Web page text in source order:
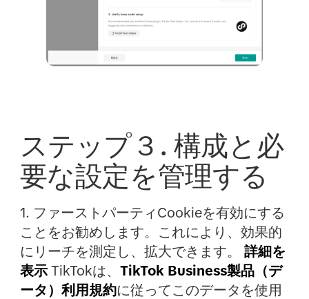
ステップ３. 構成と必
要な設定を管理する
1. ファーストパーティCookieを有効にする
ことをお勧めします。これにより、効果的
にリーチを測定し、拡大できます。 詳細を
表示TikTokは、 TikTok Business製品（デ
ータ）利用規約に従ってこのデータを使用